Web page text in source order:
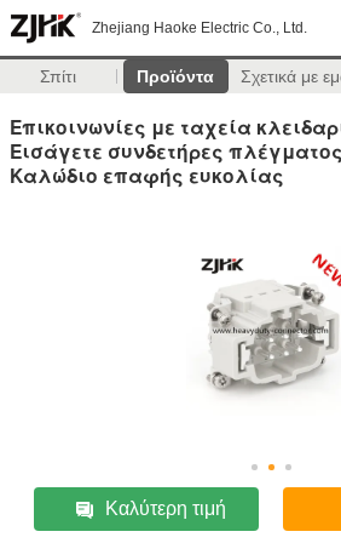
Zhejiang Haoke Electric Co., Ltd.
Σπίτι Προϊόντα Σχετικά με
Επικοινωνίες με ταχεία
Εισάγετε συνδετήρες
Καλώδιο επαφής ευκολίας
Καλύτερη τιμή